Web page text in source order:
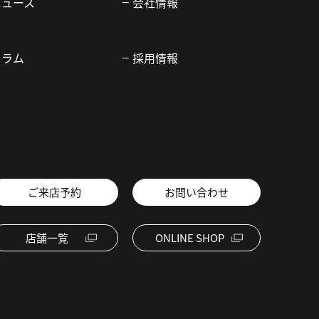
ム
ご来店予約
店舗一覧
採用情報
お問い合わせ
ONLINE SHOP